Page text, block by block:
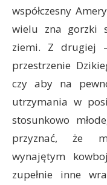
współczesny
wielu zna gorzki
ziemi. Z drugiej
przestrzenie
czy aby na
utrzymania w
stosunkowo
przyznać, że
wynajętym
zupełnie inne